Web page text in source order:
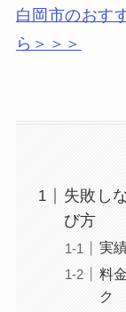
白岡市のおす
ら＞＞＞
失敗し
び方
実
料
ク